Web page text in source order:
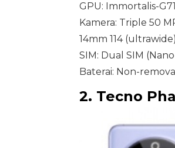
GPU: Immortalis-
Kamera: Triple 50
14mm 114
SIM: Dual SIM
Baterai: Non-
2. Tecno